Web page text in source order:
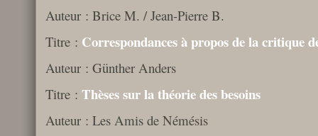
Auteur : Brice M. / Jean-Pierre B.
Titre : Correspondances à propos de la critique
Auteur : Günther Anders
Titre : Thèses sur la théorie des besoins
Auteur : Les Amis de Némésis